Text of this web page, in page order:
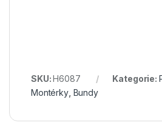
SKU:H6087 Kategorie:
Montérky, Bundy